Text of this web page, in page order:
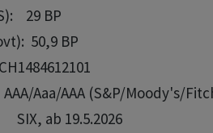
29 BP
50,9 BP
AAA/Aaa/AAA (S&P/Moody's/
Kotierung:      SIX, ab 19.5.2026